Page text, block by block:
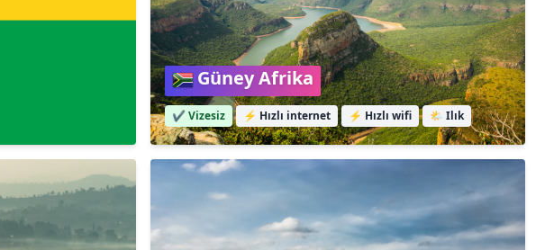
Güney Afrika
✔️ Vizesiz ⚡ Hızlı internet ⚡ Hızlı wifi 🌤️ Ilık